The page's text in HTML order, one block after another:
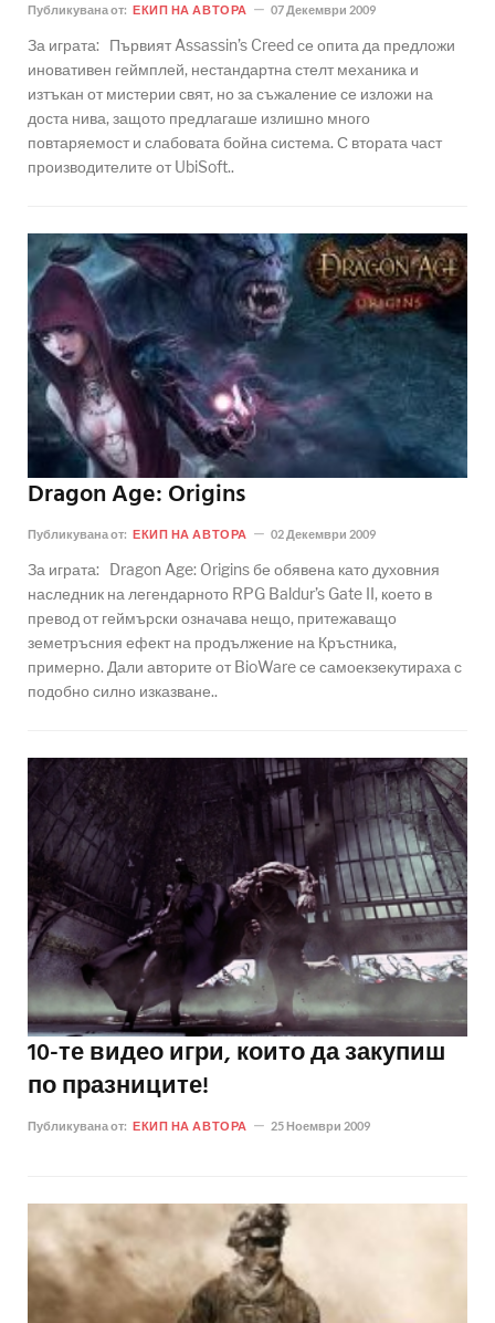
Публикувана от: ЕКИП НА АВТОРА 07 Декември 2009
За играта: Първият Assassin’s Creed се опита да предложи
иновативен геймплей, нестандартна стелт механика и
изтъкан от мистерии свят, но за съжаление се изложи на
доста нива, защото предлагаше излишно много
повтаряемост и слабовата бойна система. С втората част
производителите от UbiSoft..
Dragon Age: Origins
Публикувана от: ЕКИП НА АВТОРА 02 Декември 2009
За играта: Dragon Age: Origins бе обявена като духовния
наследник на легендарното RPG Baldur’s Gate II, което в
превод от геймърски означава нещо, притежаващо
земетръсния ефект на продължение на Кръстника,
примерно. Дали авторите от BioWare се самоекзекутираха с
подобно силно изказване..
10-те видео игри, които да закупиш
по празниците!
Публикувана от: ЕКИП НА АВТОРА 25 Ноември 2009